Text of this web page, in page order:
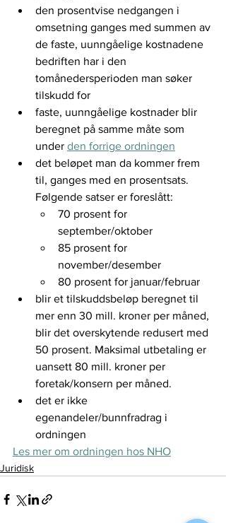
den prosentvise nedgangen i
omsetning ganges med summen av
de faste, uunngåelige kostnadene
bedriften har i den
tomånedersperioden man søker
tilskudd for
faste, uunngåelige kostnader blir
beregnet på samme måte som
under den forrige ordningen
det beløpet man da kommer frem
til, ganges med en prosentsats.
Følgende satser er foreslått:
70 prosent for
september/oktober
85 prosent for
november/desember
80 prosent for januar/februar
blir et tilskuddsbeløp beregnet til
mer enn 30 mill. kroner per måned,
blir det overskytende redusert med
50 prosent. Maksimal utbetaling er
uansett 80 mill. kroner per
foretak/konsern per måned.
det er ikke
egenandeler/bunnfradrag i
ordningen
Les mer om ordningen hos NHO
Juridisk